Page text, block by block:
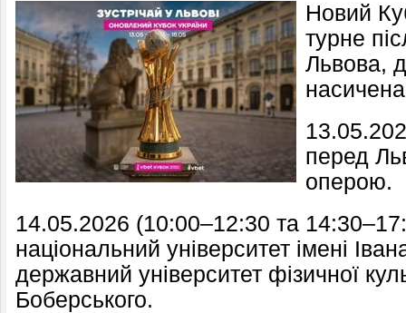
Новий
турне
Львова,
перед
оперою.
14.05.2026 (10:00–12:30 та
національний університет імені
державний університет фізичної
Боберського.